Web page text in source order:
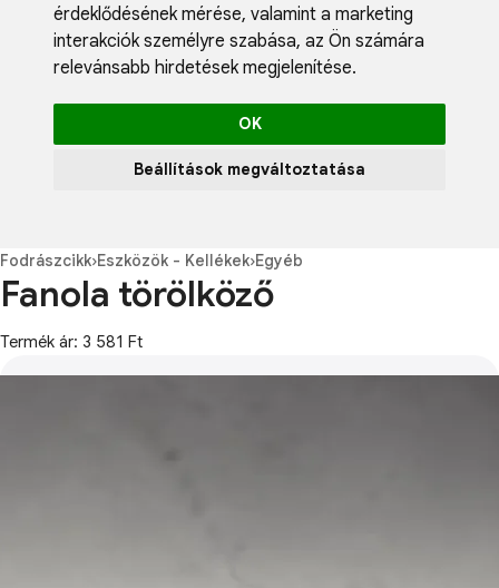
érdeklődésének mérése, valamint a marketing
interakciók személyre szabása, az Ön számára
relevánsabb hirdetések megjelenítése.
OK
Beállítások megváltoztatása
Blog
Fodrászcikk›Eszközök - Kellékek›Egyéb
Fanola törölköző
Termék ár: 3 581 Ft